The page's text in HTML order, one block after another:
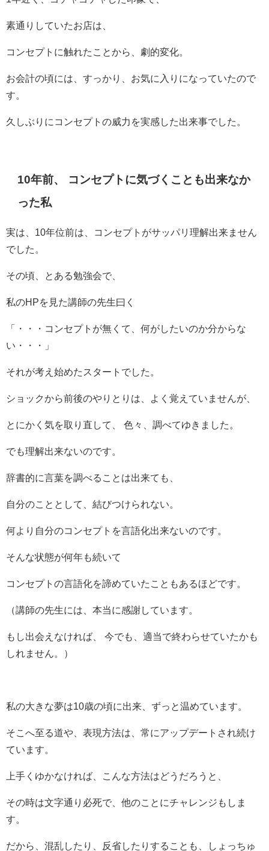
素通りしていたお店は、
コンセプトに触れたことから、劇的変化。
お会計の頃には、すっかり、お気に入りになっていたので
す。
久しぶりにコンセプトの威力を実感した出来事でした。
10年前、 コンセプトに気づくことも出来なか
った私
実は、10年位前は、コンセプトがサッパリ理解出来ません
でした。
その頃、とある勉強会で、
私のHPを見た講師の先生曰く
「・・・コンセプトが無くて、何がしたいのか分からな
い・・・」
それが考え始めたスタートでした。
ショックから前後のやりとりは、よく覚えていませんが、
とにかく気を取り直して、 色々、調べてゆきました。
でも理解出来ないのです。
辞書的に言葉を調べることは出来ても、
自分のこととして、結びつけられない。
何より自分のコンセプトを言語化出来ないのです。
そんな状態が何年も続いて
コンセプトの言語化を諦めていたこともあるほどです。
（講師の先生には、本当に感謝しています。
もし出会えなければ、 今でも、適当で終わらせていたかも
しれません。）
私の大きな夢は10歳の頃に出来、ずっと温めています。
そこへ至る道や、表現方法は、常にアップデートされ続け
ています。
上手くゆかなければ、こんな方法はどうだろうと、
その時は文字通り必死で、他のことにチャレンジもしま
す。
だから、混乱したり、反省したりすることも、しょっちゅ